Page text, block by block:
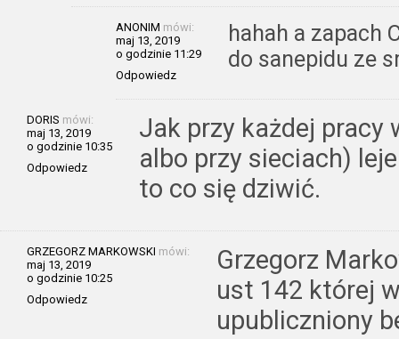
ANONIM mówi:
maj 13, 2019
o godzinie 11:29
Odpowiedz
hahah a zapach
do sanepidu ze
DORIS mówi:
maj 13, 2019
o godzinie 10:35
Odpowiedz
Jak przy każdej pracy
albo przy sieciach)
to co się dziwić.
GRZEGORZ MARKOWSKI mówi:
maj 13, 2019
o godzinie 10:25
Odpowiedz
Grzegorz
ust 142 której
upubliczniony